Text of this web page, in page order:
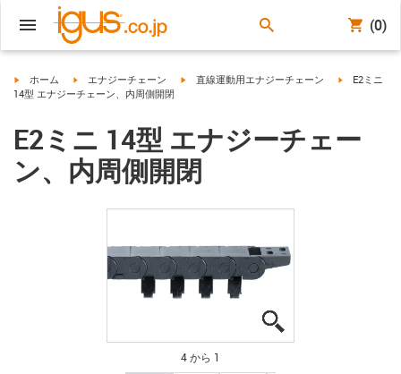
(0)
igus-icon-arrow-right
ホーム igus-icon-arrow-right
エナジーチェーン igus-icon-arrow-right
直線運動用エナジーチェーン igus-icon-
E2ミニ
14型 エナジーチェーン、内周側開閉
E2ミニ 14型 エナジーチェー
ン、内周側開閉
4 から 1